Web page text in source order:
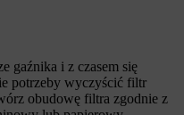
gaźnika i z czasem się
potrzeby wyczyścić filtr
obudowę filtra zgodnie z